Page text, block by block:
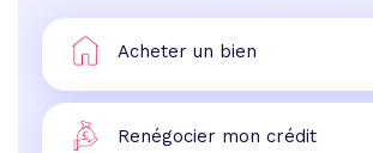
Acheter un bien
Renégocier mon crédit